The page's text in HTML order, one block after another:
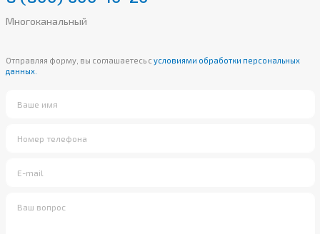
Многоканальный
Отправляя форму, вы соглашаетесь с условиями обработки персональных
данных.